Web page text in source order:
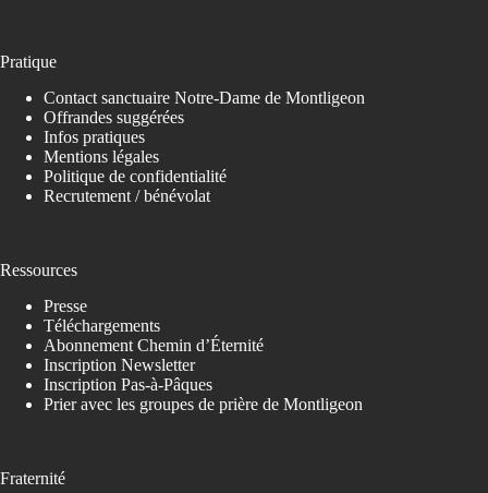
Pratique
Contact sanctuaire Notre-Dame de Montligeon
Offrandes suggérées
Infos pratiques
Mentions légales
Politique de confidentialité
Recrutement / bénévolat
Ressources
Presse
Téléchargements
Abonnement Chemin d’Éternité
Inscription Newsletter
Inscription Pas-à-Pâques
Prier avec les groupes de prière de Montligeon
Fraternité